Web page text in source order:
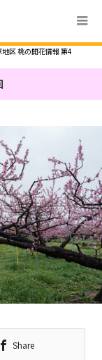
区 桃の開花情報 第4
Share